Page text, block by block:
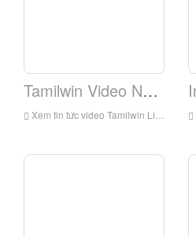
Tamilwin Video News.
Xem tin tức video Tamilwin Live trực tuyến, Tamilwin Video Tin tức HD Live Streaming, Tamilwin Video News Xem trực tiếp TV từ Anh